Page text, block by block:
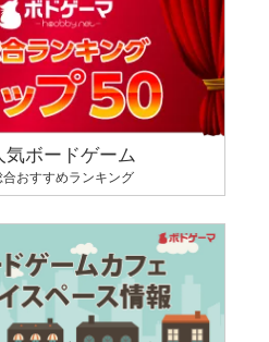
気ボードゲーム
合おすすめランキング